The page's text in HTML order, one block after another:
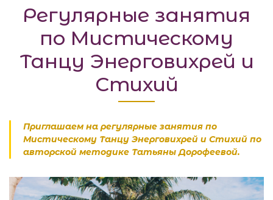
Регулярные занятия
по Мистическому
Танцу Энерговихрей и
Стихий
Приглашаем на регулярные занятия по
Мистическому Танцу Энерговихрей и Стихий по
авторской методике Татьяны Дорофеевой.